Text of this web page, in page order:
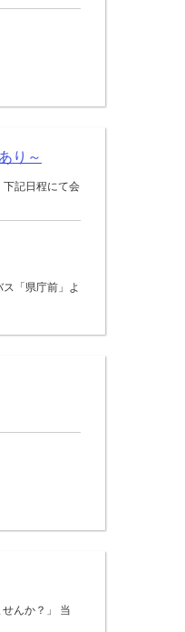
り～
下記日程にて会
「県庁前」よ
んか？」 当